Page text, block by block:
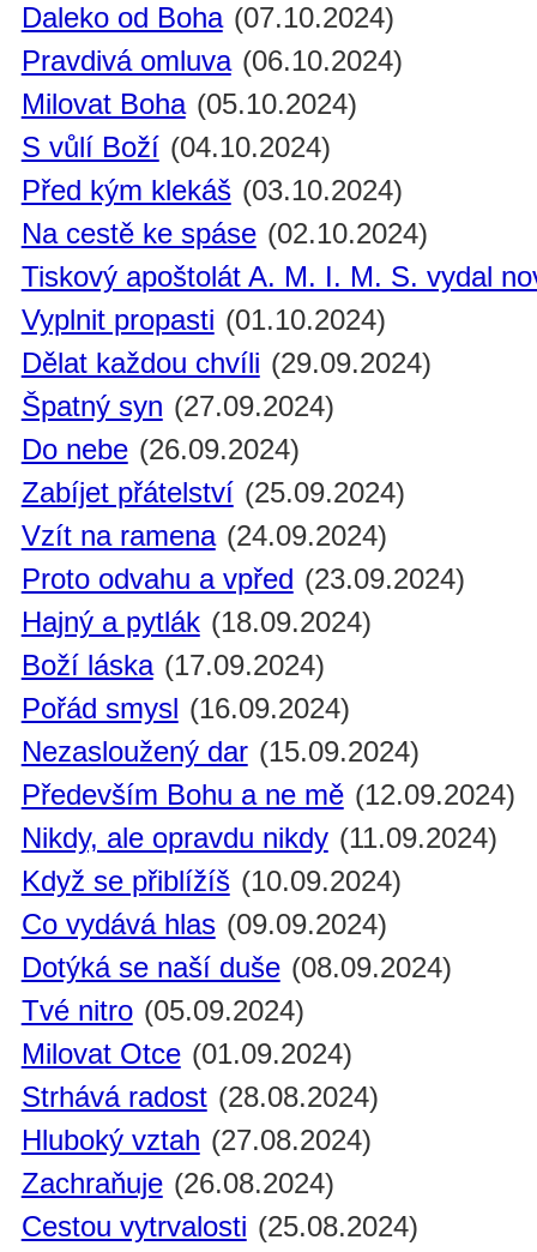
Daleko od Boha (07.10.2024)
Pravdivá omluva (06.10.2024)
Milovat Boha (05.10.2024)
S vůlí Boží (04.10.2024)
Před kým klekáš (03.10.2024)
Na cestě ke spáse (02.10.2024)
Tiskový apoštolát A. M. I. M. S. vydal
Vyplnit propasti (01.10.2024)
Dělat každou chvíli (29.09.2024)
Špatný syn (27.09.2024)
Do nebe (26.09.2024)
Zabíjet přátelství (25.09.2024)
Vzít na ramena (24.09.2024)
Proto odvahu a vpřed (23.09.2024)
Hajný a pytlák (18.09.2024)
Boží láska (17.09.2024)
Pořád smysl (16.09.2024)
Nezasloužený dar (15.09.2024)
Především Bohu a ne mě (12.09.2024)
Nikdy, ale opravdu nikdy (11.09.2024)
Když se přiblížíš (10.09.2024)
Co vydává hlas (09.09.2024)
Dotýká se naší duše (08.09.2024)
Tvé nitro (05.09.2024)
Milovat Otce (01.09.2024)
Strhává radost (28.08.2024)
Hluboký vztah (27.08.2024)
Zachraňuje (26.08.2024)
Cestou vytrvalosti (25.08.2024)